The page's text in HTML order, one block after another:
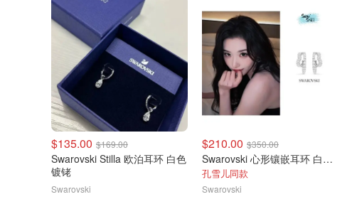
$135.00 $169.00
Swarovski Stilla 欧泊耳环 白色
镀铑
Swarovski
$210.00 $350.00
Swarovski 心形镶嵌耳环 白色 镀铑
孔雪儿同款
Swarovski